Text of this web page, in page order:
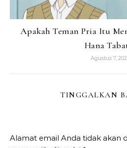
Apakah Teman Pria Itu
Hana
Agustus 7,
TINGGALKAN
Alamat email Anda tidak akan